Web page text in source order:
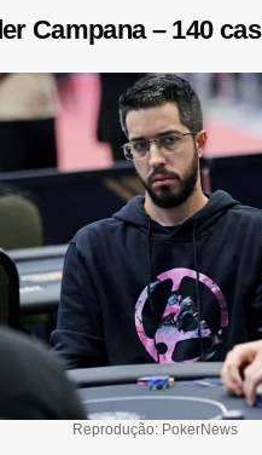
Campana – 140
Reprodução: PokerNews